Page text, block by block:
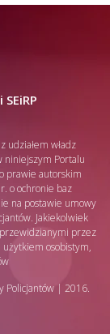
udziałem władz
niniejszym Portalu
prawie autorskim
o ochronie baz
na postawie umowy
Jakiekolwiek
przez
osobistym,
Policjantów | 2016.